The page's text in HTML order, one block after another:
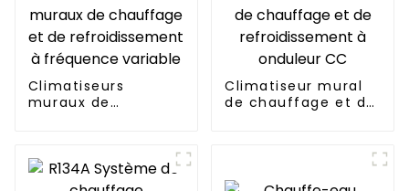
Climatiseurs
muraux de
Climatiseur mural
de chauffage et de